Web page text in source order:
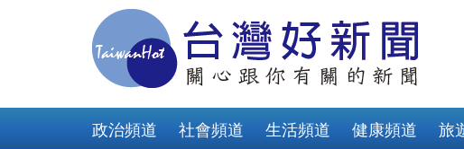
政治頻道 社會頻道 生活頻道 健康頻道 旅